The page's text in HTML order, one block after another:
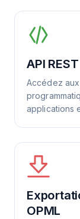
API REST
Accédez
applications
OPML